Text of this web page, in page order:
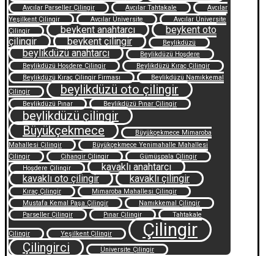
Avcılar Parseller Çilingir
Avcılar Tahtakale
Avcılar
Yeşilkent Çilingir
Avcılar Üniversite
Avcılar Üniversite
Çilingir
beykent anahtarcı
beykent oto
çilingir
beykent çilingir Beylikdüzü
beylikdüzü anahtarcı
Beylikdüzü Hoşdere
Beylikdüzü Hoşdere Çilingir
Beylikdüzü Kıraç Çilingir
Beylikdüzü Kıraç Çilingir Firması
Beylikdüzü Namıkkemal
Çilingir
beylikdüzü oto çilingir
Beylikdüzü Pınar Beylikdüzü Pınar Çilingir
beylikdüzü çilingir
Büyükçekmece
Büyükçekmece Mimaroba
Mahallesi Çilingir
Büyükçekmece Yenimahalle Mahallesi
Çilingir
Cihangir Çilingir
Gümüşpala Çilingir
Hoşdere Çilingir
kavaklı anahtarcı
kavaklı oto çilingir
kavaklı çilingir
Kıraç Çilingir
Mimaroba Mahallesi Çilingir
Mustafa Kemal Paşa Çilingir
Namıkkemal Çilingir
Parseller Çilingir
Pınar Çilingir Tahtakale
Çilingir Yeşilkent Çilingir Çilingir
Çilingirci Üniversite Çilingir